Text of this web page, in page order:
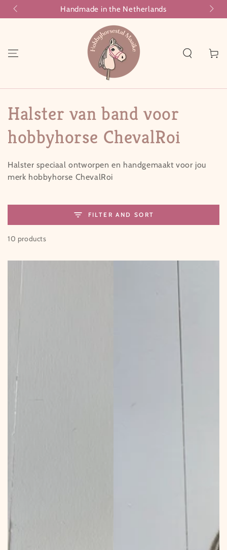
SKIP TO CONTENTHandmade in the Netherlands
Cart
Collection:
Halster van band voor
hobbyhorse ChevalRoi
Halster speciaal ontworpen en handgemaakt voor jou
merk hobbyhorse ChevalRoi
FILTER AND SORT
10 products